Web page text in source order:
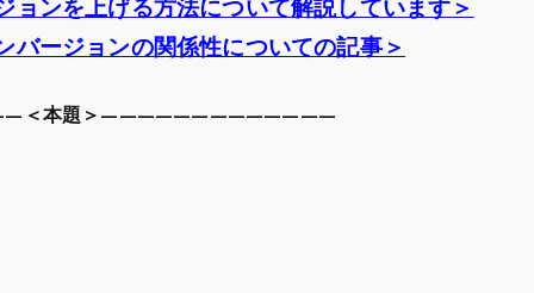
ョンを上げる方法について解説しています＞
バージョンの関係性についての記事＞
本題＞—————————————